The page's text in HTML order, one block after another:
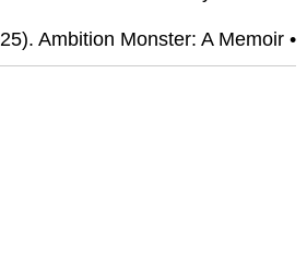
• Amazon. (2025). Ambition Monster: A Memoir.